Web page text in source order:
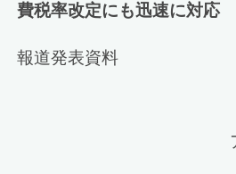
費税率改定にも迅速に対応
報道発表資料